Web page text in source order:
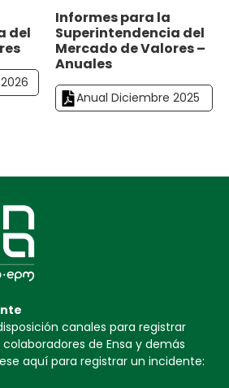
del
Informes para la
Superintendencia del
Mercado de Valores –
Anuales
Anual Diciembre 2025
canales para registrar
de Ensa y demás
aquí para registrar un incidente: